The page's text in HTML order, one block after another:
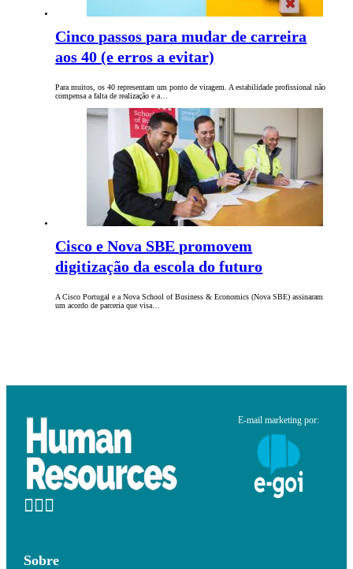
Cinco passos para mudar de carreira
aos 40 (e erros a evitar)
Para muitos, os 40 representam um ponto de viragem. A estabilidade profissional não
compensa a falta de realização e a…
Cisco e Nova SBE promovem
digitização da escola do futuro
A Cisco Portugal e a Nova School of Business & Economics (Nova SBE) assinaram
um acordo de parceria que visa…
E-mail marketing por:
Sobre